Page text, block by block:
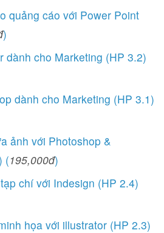
quảng cáo với Power Point
)
dành cho Marketing (HP 3.2)
dành cho Marketing (HP 3.1)
ảnh với Photoshop &
(195,000đ)
chí với Indesign (HP 2.4)
họa với illustrator (HP 2.3)